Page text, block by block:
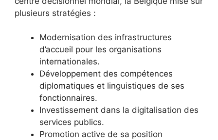
plusieurs stratégies :
Modernisation des infrastructures
d’accueil pour les organisations
internationales.
Développement des compétences
diplomatiques et linguistiques de ses
fonctionnaires.
Investissement dans la digitalisation des
services publics.
Promotion active de sa position